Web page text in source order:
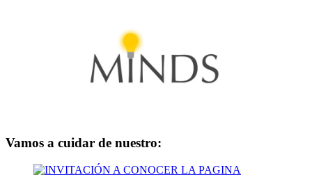
Vamos a cuidar de nuestro: